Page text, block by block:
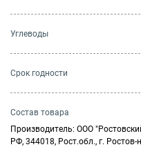
Углеводы
Cрок годности
Состав товара
Производитель: ООО
РФ, 344018, Рост.обл., г.